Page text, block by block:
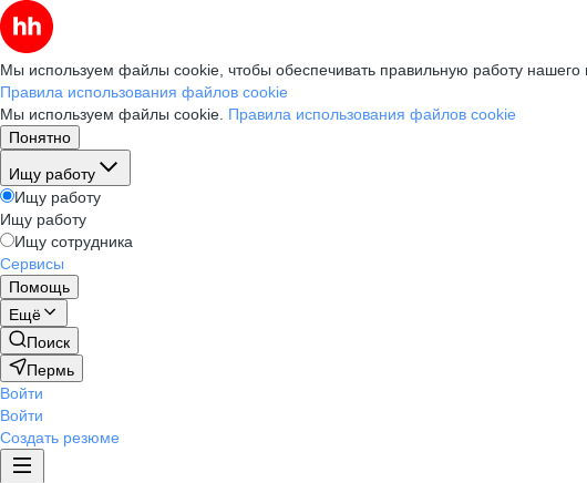
Мы используем файлы cookie, чтобы обеспечивать правильную работу нашего
Правила использования файлов cookie
Мы используем файлы cookie. Правила использования файлов cookie
Понятно
Ищу работу
Ищу работу
Ищу работу
Ищу сотрудника
Сервисы
Помощь
Ещё
Поиск
Пермь
Войти
Войти
Создать резюме